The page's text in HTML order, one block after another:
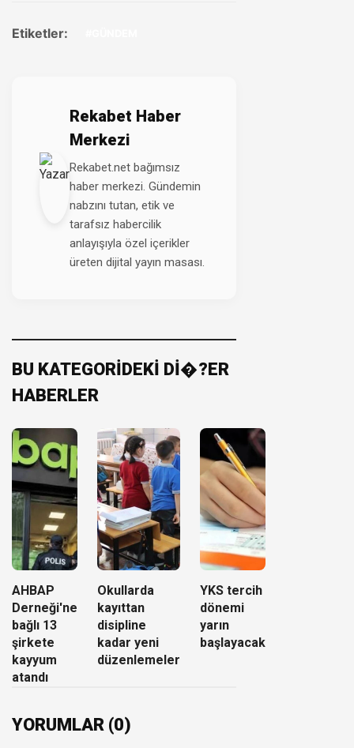
Etiketler:
Rekabet Haber
Merkezi
Rekabet.net bağımsız
haber merkezi. Gündemin
nabzını tutan, etik ve
tarafsız habercilik
anlayışıyla özel içerikler
üreten dijital yayın masası.
BU KATEGORİDEKİ Dİ�?ER
HABERLER
AHBAP
Derneği'ne
bağlı 13
şirkete
kayyum
atandı
Okullarda
kayıttan
disipline
kadar yeni
düzenlemeler
YKS tercih
dönemi
yarın
başlayacak
YORUMLAR (0)